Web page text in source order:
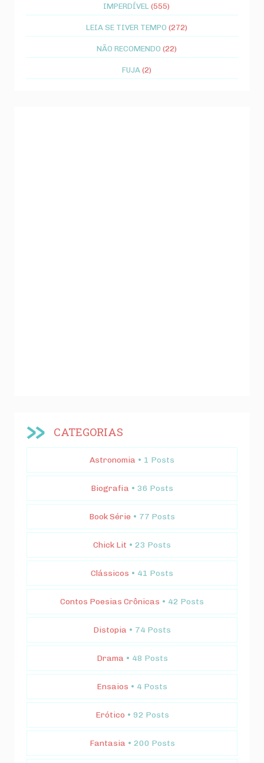
IMPERDÍVEL (555)
LEIA SE TIVER TEMPO (272)
NÃO RECOMENDO (22)
FUJA (2)
CATEGORIAS
Astronomia • 1 Posts
Biografia • 36 Posts
Book Série • 77 Posts
Chick Lit • 23 Posts
Clássicos • 41 Posts
Contos Poesias Crônicas • 42 Posts
Distopia • 74 Posts
Drama • 48 Posts
Ensaios • 4 Posts
Erótico • 92 Posts
Fantasia • 200 Posts